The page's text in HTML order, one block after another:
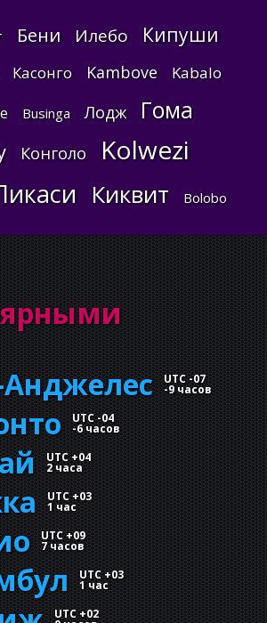
Бени Илебо
Кипуши
Касонго Kambove Kabalo
Businga Лодж
Гома
Конголо Kolwezi
Киквит Bolobo
UTC -07
-9 часов
UTC -04
-6 часов
UTC +04
2 часа
UTC +03
1 час
UTC +09
7 часов
UTC +03
1 час
UTC +02